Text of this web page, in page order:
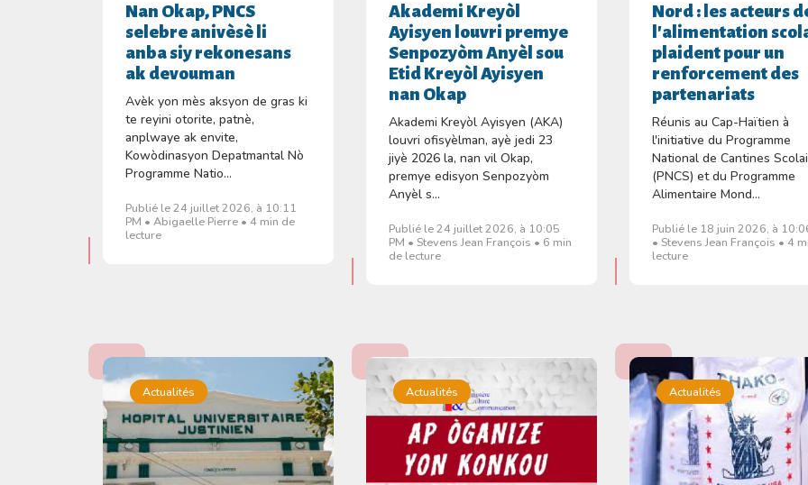
Nan Okap, PNCS
selebre anivèsè li
anba siy rekonesans
ak devouman
Avèk yon mès aksyon de gras ki
te reyini otorite, patnè,
anplwaye ak envite,
Kowòdinasyon Depatmantal Nò
Programme Natio...
Publié le 24 juillet 2026, à 10:11
PM • Abigaelle Pierre • 4 min de
lecture
Akademi Kreyòl
Ayisyen louvri premye
Senpozyòm Anyèl sou
Etid Kreyòl Ayisyen
nan Okap
Akademi Kreyòl Ayisyen (AKA)
louvri ofisyèlman, ayè jedi 23
jiyè 2026 la, nan vil Okap,
premye edisyon Senpozyòm
Anyèl s...
Publié le 24 juillet 2026, à 10:05
PM • Stevens Jean François • 6 min
de lecture
Nord : les acteurs
l'alimentation
plaident pour un
renforcement des
partenariats
Réunis au Cap-Haïtien à
l'initiative du Programme
National de Cantines
(PNCS) et du Programme
Alimentaire Mond...
Publié le 18 juin 2026, à
• Stevens Jean François • 4
lecture
Actualités Actualités Actualités